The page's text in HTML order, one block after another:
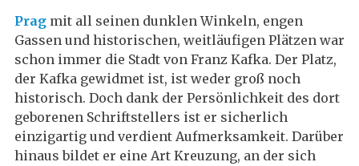
Prag mit all seinen dunklen Winkeln, engen
Gassen und historischen, weitläufigen Plätzen war
schon immer die Stadt von Franz Kafka. Der Platz,
der Kafka gewidmet ist, ist weder groß noch
historisch. Doch dank der Persönlichkeit des dort
geborenen Schriftstellers ist er sicherlich
einzigartig und verdient Aufmerksamkeit. Darüber
hinaus bildet er eine Art Kreuzung, an der sich